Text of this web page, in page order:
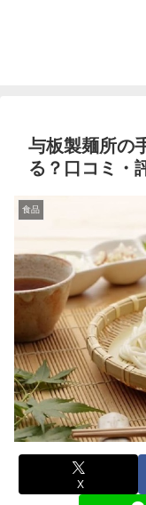
与板製麺所の
る？口コミ・
食品
X